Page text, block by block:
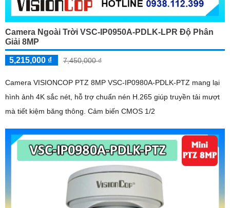
Camera Ngoài Trời VSC-IP0950A-PDLK-LPR Độ Phân
Giải 8MP
5,215,000 ₫ 7,450,000 ₫
Camera VISIONCOP PTZ 8MP VSC-IP0980A-PDLK-PTZ mang lại
hình ảnh 4K sắc nét, hỗ trợ chuẩn nén H.265 giúp truyền tải mượt
mà tiết kiệm băng thông. Cảm biến CMOS 1/2